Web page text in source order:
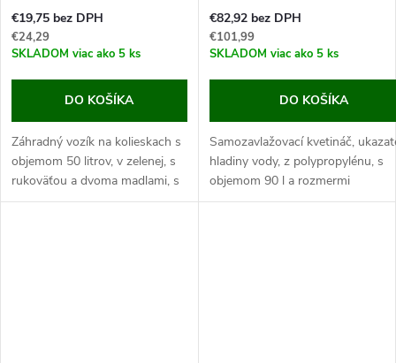
€19,75 bez DPH
€24,29
SKLADOM viac ako 5 ks
DO KOŠÍKA
Záhradný vozík na kolieskach s
objemom 50 litrov, v zelenej, s
rukoväťou a dvoma madlami, s
vešiakmi, rozmery
€82,92 bez DPH
€101,99
SKLADOM viac ako 5 ks
DO KOŠÍKA
Samozavlažovací kvetináč,
hladiny vody, z polypropylénu, s
objemom 90 l a rozmermi
100x43x142cm.